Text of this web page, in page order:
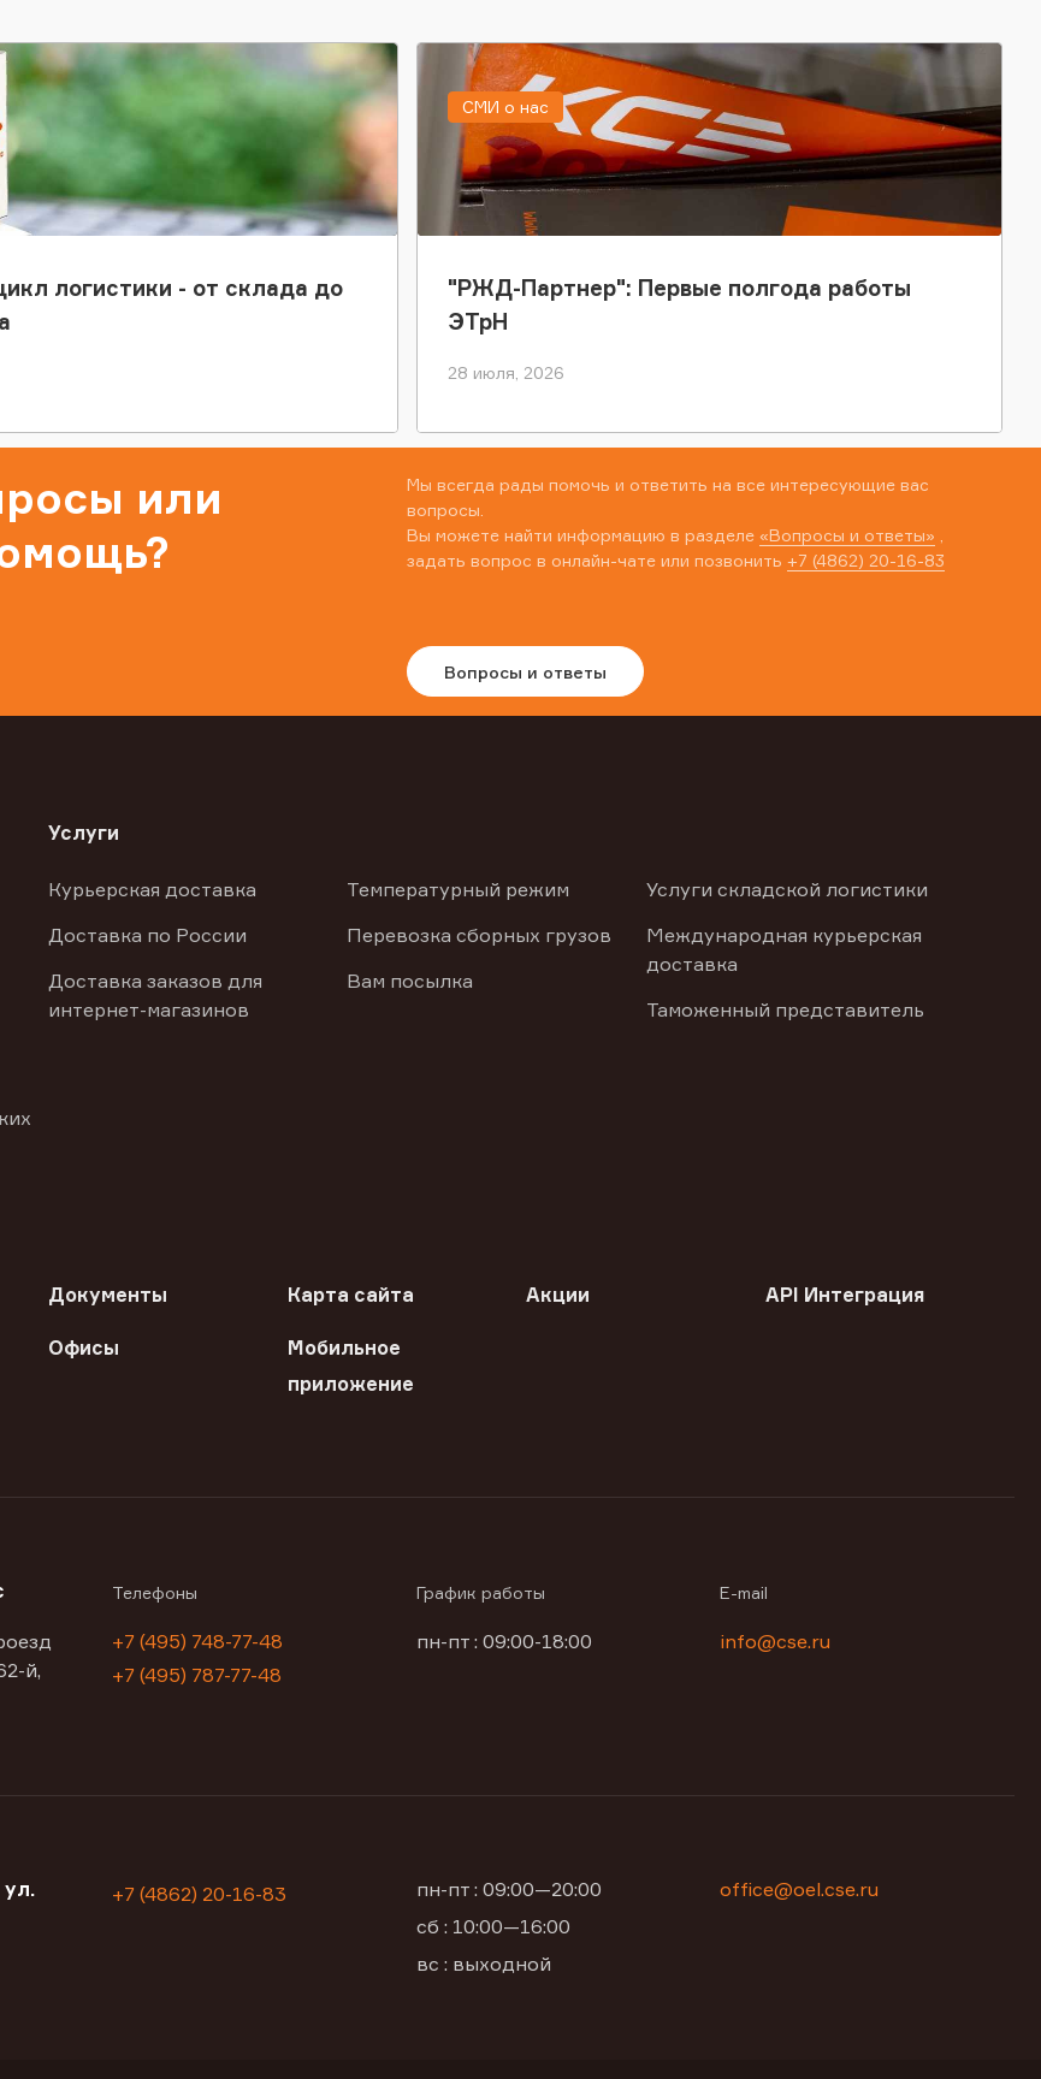
логистики - от склада до
"РЖД-Партнер": Первые полгода работы
ЭТрН
28 июля, 2026
СМИ о нас
или
Мы всегда рады помочь и ответить на все интересующие вас
вопросы.
Вы можете найти информацию в разделе «Вопросы и ответы»
задать вопрос в онлайн-чате или позвонить +7 (4862) 20-16-83
Вопросы и ответы
Услуги
Курьерская доставка
Доставка по России
Доставка заказов для
интернет-магазинов
Температурный режим
Перевозка сборных грузов
Вам посылка
Услуги складской логистики
Международная курьерская
доставка
Таможенный представитель
Документы Карта сайта Акции API Интеграция
Офисы
Мобильное
приложение
й,
Телефоны
+7 (495) 748-77-48
+7 (495) 787-77-48
График работы
пн-пт : 09:00-18:00
E-mail
info@cse.ru
+7 (4862) 20-16-83
пн-пт : 09:00—20:00
сб : 10:00—16:00
вс : выходной
office@oel.cse.ru